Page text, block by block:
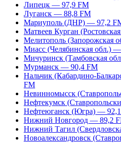
Липецк — 97,9 FM
Луганск — 88,8 FM
Мариуполь (ДНР) — 97,2
Матвеев Курган
Мелитополь (Запорожская
Миасс (Челябинская обл.)
Мичуринск (Тамбовская
Мурманск — 90,4 FM
Нальчик (Кабардино-
FM
Невинномысск
Нефтекумск
Нефтеюганск (Югра) —
Нижний Новгород — 89,2
Нижний Тагил
Новоалександровск